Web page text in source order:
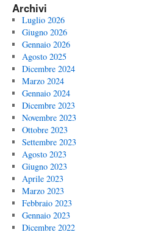
Archivi
Luglio 2026
Giugno 2026
Gennaio 2026
Agosto 2025
Dicembre 2024
Marzo 2024
Gennaio 2024
Dicembre 2023
Novembre 2023
Ottobre 2023
Settembre 2023
Agosto 2023
Giugno 2023
Aprile 2023
Marzo 2023
Febbraio 2023
Gennaio 2023
Dicembre 2022